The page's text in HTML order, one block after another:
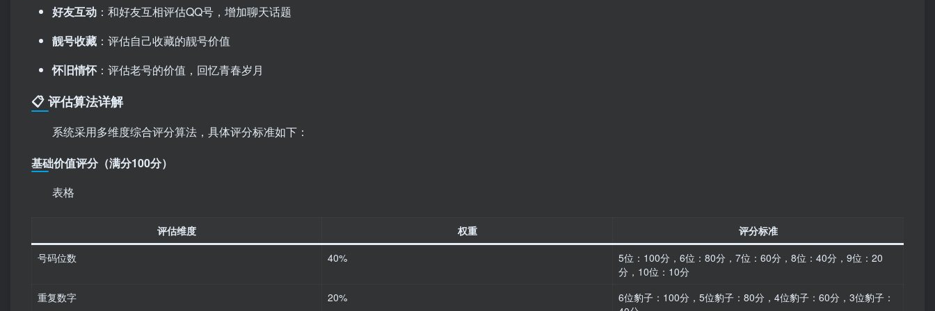
好友互动 ：和好友互相评估QQ号，增加聊天话题
靓号收藏 ：评估自己收藏的靓号价值
怀旧情怀 ：评估老号的价值，回忆青春岁月
📋 评估算法详解
系统采用多维度综合评分算法，具体评分标准如下：
基础价值评分（满分100分）
表格
评估维度 权重
评分标准
号码位数
40%
5位：100分，6位：80分，7位：60分，8位：40分，9位：20
分，10位：10分
重复数字
20%
6位豹子：100分，5位豹子：80分，4位豹子：60分，3位豹子：